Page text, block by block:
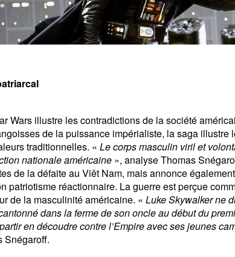
Wars illustre les contradictions de la société
de la puissance impérialiste, la saga illustre
traditionnelles. « Le corps masculin viril et
nationale américaine », analyse Thomas
de la défaite au Viêt Nam, mais annonce
patriotisme réactionnaire. La guerre est perçue
de la masculinité américaine. « Luke Skywalker ne
dans la ferme de son oncle au début du
en découdre contre l’Empire avec ses jeunes
Snégaroff.